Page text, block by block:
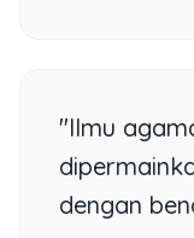
"Ilmu
dengan